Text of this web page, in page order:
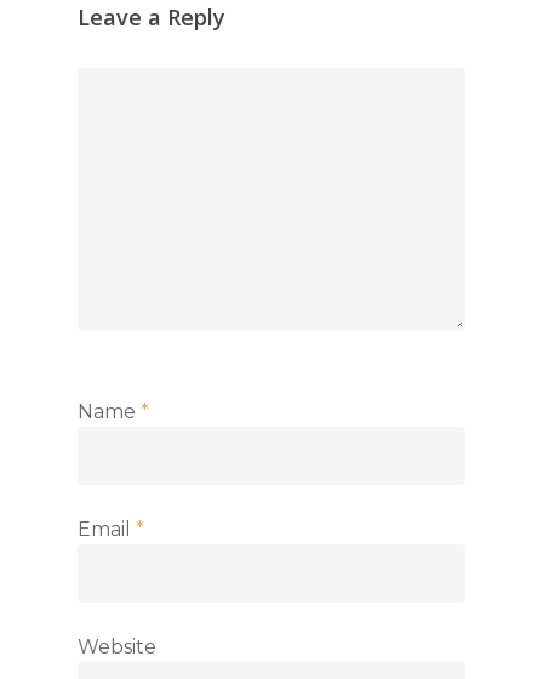
Leave a Reply
Name *
Email *
Website